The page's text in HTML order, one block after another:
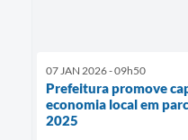
07 JAN 2026 - 09h50
Prefeitura promove
economia local em
2025